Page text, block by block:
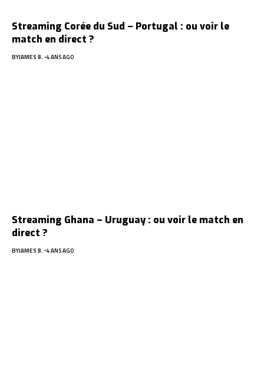
Streaming Corée du Sud – Portugal : ou voir le
match en direct ?
BYJAMES B. 4 ANS AGO
Streaming Ghana – Uruguay : ou voir le match en
direct ?
BYJAMES B. 4 ANS AGO